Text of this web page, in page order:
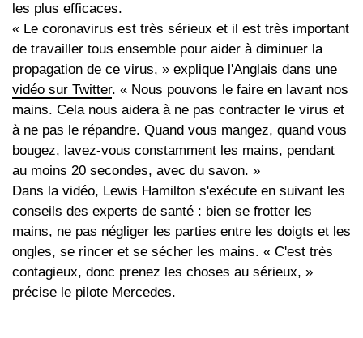
les plus efficaces.
« Le coronavirus est très sérieux et il est très important
de travailler tous ensemble pour aider à diminuer la
propagation de ce virus, » explique l'Anglais dans une
vidéo sur Twitter. « Nous pouvons le faire en lavant nos
mains. Cela nous aidera à ne pas contracter le virus et
à ne pas le répandre. Quand vous mangez, quand vous
bougez, lavez-vous constamment les mains, pendant
au moins 20 secondes, avec du savon. »
Dans la vidéo, Lewis Hamilton s'exécute en suivant les
conseils des experts de santé : bien se frotter les
mains, ne pas négliger les parties entre les doigts et les
ongles, se rincer et se sécher les mains. « C'est très
contagieux, donc prenez les choses au sérieux, »
précise le pilote Mercedes.